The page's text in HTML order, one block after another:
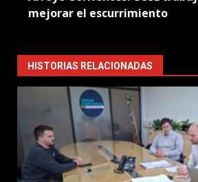
mejorar el escurrimiento
HISTORIAS RELACIONADAS